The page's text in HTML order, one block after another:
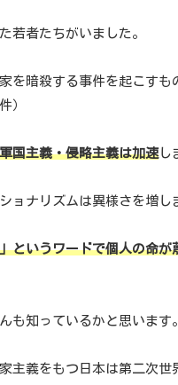
若者たちがいました。
を暗殺する事件を起こすも
）
国主義・侵略主義は加速し
ョナリズムは異様さを増し
というワードで個人の命が
も知っているかと思います。
主義をもつ日本は第二次世